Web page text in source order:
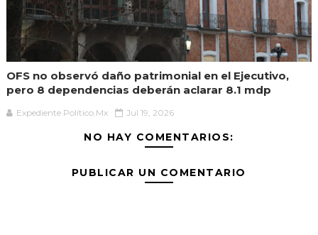
OFS no observó daño patrimonial en el Ejecutivo,
pero 8 dependencias deberán aclarar 8.1 mdp
Expediente Político.Mx Jul 19, 2026
NO HAY COMENTARIOS:
PUBLICAR UN COMENTARIO